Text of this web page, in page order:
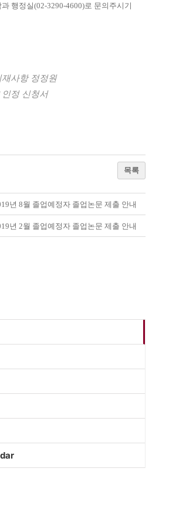
행정실(02-3290-4600)로 문의주시기
재사항 정정원
인정 신청서
목록
년 8월 졸업예정자 졸업논문 제출 안내
년 2월 졸업예정자 졸업논문 제출 안내